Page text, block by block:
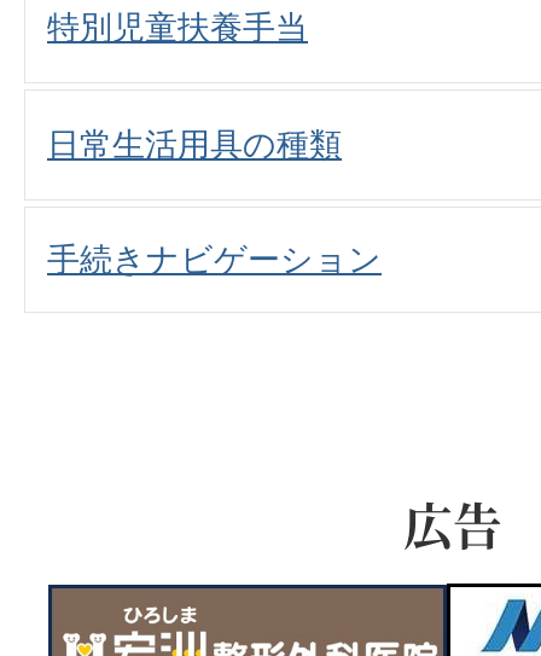
特別児童扶養手当
日常生活用具の種類
手続きナビゲーション
広告